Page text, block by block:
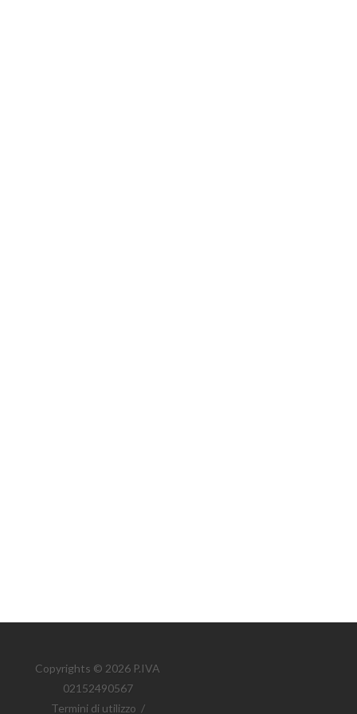
Copyrights © 2026 P.IVA
02152490567
Termini di utilizzo /